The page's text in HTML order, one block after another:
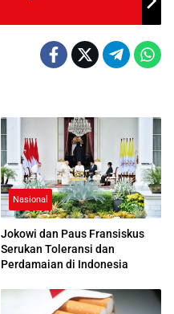
Nasional
Jokowi dan Paus Fransiskus
Serukan Toleransi dan
Perdamaian di Indonesia